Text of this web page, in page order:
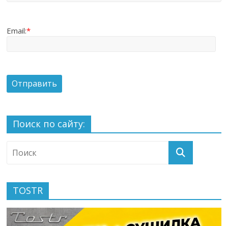
Email:*
Поиск по сайту:
TOSTR